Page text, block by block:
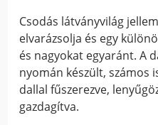
Csodás látványvilág
elvarázsolja és egy
és nagyokat egyaránt. A
nyomán készült, számos
dallal fűszerezve,
gazdagítva.